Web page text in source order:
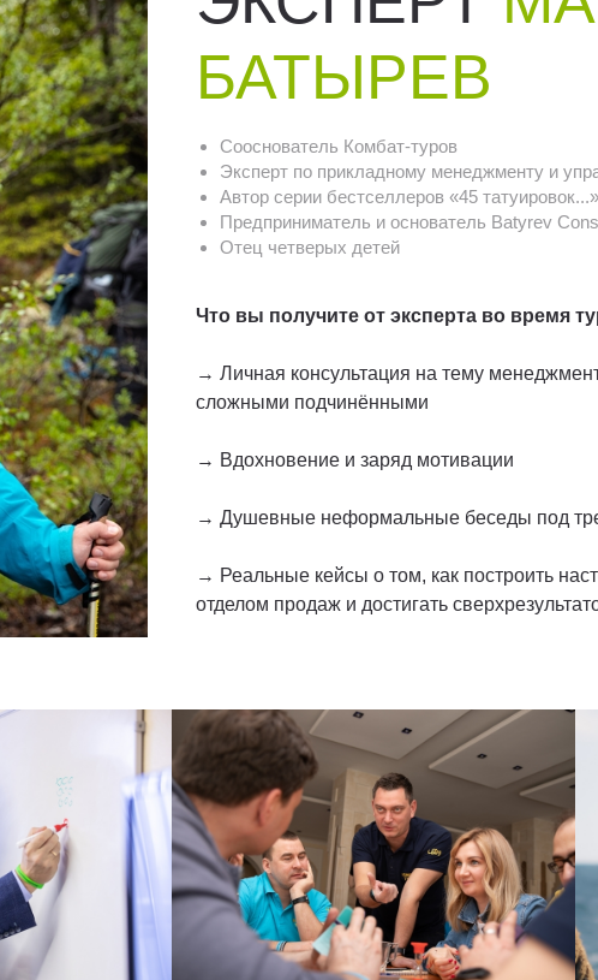
БАТЫРЕВ
Сооснователь Комбат-туров
Эксперт по прикладному менеджменту и
Автор серии бестселлеров «45 татуировок...»
Предприниматель и основатель Batyrev
Отец четверых детей
Что вы получите от эксперта во время
→ Личная консультация на тему
сложными подчинёнными
→ Вдохновение и заряд мотивации
→ Душевные неформальные беседы под
→ Реальные кейсы о том, как построить
отделом продаж и достигать